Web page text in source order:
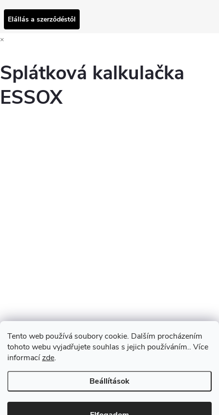
Tento web používá soubory cookie. Dalším procházením
tohoto webu vyjadřujete souhlas s jejich používáním.. Více
informacízde.
Beállítások
Elállás a szerződéstől
×
Splátková kalkulačka
ESSOX